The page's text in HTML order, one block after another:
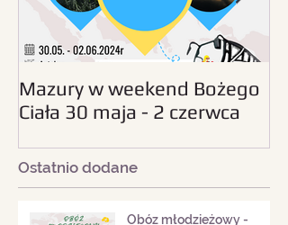
Mazury w weekend Bożego
Ciała 30 maja - 2 czerwca
Ostatnio dodane
Obóz młodzieżowy -